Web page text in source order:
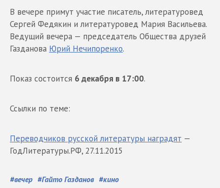
В вечере примут участие писатель, литературовед
Сергей Федякин и литературовед Мария Васильева.
Ведущий вечера — председатель Общества друзей
Газданова Юрий Нечипоренко.
Показ состоится 6 декабря в 17:00.
Ссылки по теме:
Переводчиков русской литературы наградят —
ГодЛитературы.РФ, 27.11.2015
#вечер #Гайто Газданов #кино